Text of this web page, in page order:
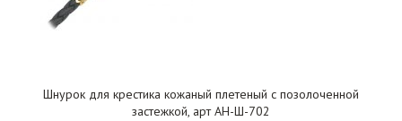
Шнурок для крестика кожаный плетеный с позолоченной
застежкой, арт АН-Ш-702